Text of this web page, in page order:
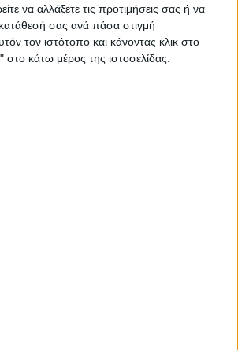
να αλλάξετε τις προτιμήσεις σας ή να
σας ανά πάσα στιγμή
τον ιστότοπο και κάνοντας κλικ στο
κάτω μέρος της ιστοσελίδας.
βίντεο)
Παρέλαση Καρδίτσας